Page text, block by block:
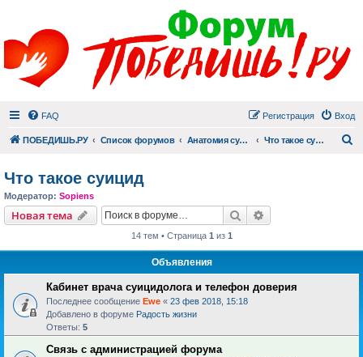
FAQ Вход
Регистрация
ПОБЕДИШЬ.РУ Список форумов Анатомия суицида Что такое суицид
Что такое суицид
Модератор: Sopiens
Новая тема Поиск
14 тем • Страница 1 из 1
Объявления
Кабинет врача суицидолога и телефон доверия
Последнее сообщение Ewe « 23 фев 2018, 15:18
Добавлено в форуме Радость жизни
Ответы: 5
Связь с администрацией форума